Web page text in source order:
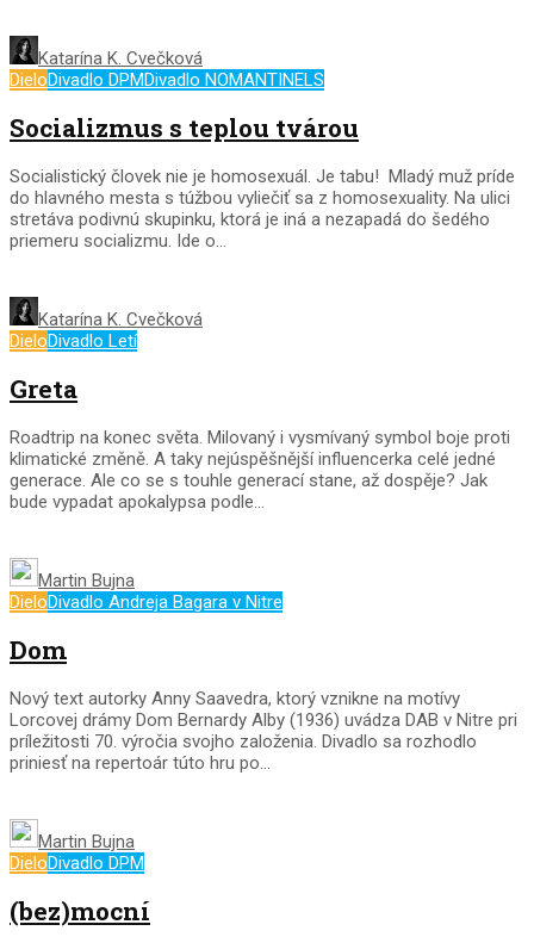
Katarína K. Cvečková
DieloDivadlo DPMDivadlo NOMANTINELS
Socializmus s teplou tvárou
Socialistický človek nie je homosexuál. Je tabu! Mladý muž príde
do hlavného mesta s túžbou vyliečiť sa z homosexuality. Na ulici
stretáva podivnú skupinku, ktorá je iná a nezapadá do šedého
priemeru socializmu. Ide o...
Katarína K. Cvečková
DieloDivadlo Letí
Greta
Roadtrip na konec světa. Milovaný i vysmívaný symbol boje proti
klimatické změně. A taky nejúspěšnější influencerka celé jedné
generace. Ale co se s touhle generací stane, až dospěje? Jak
bude vypadat apokalypsa podle...
Martin Bujna
DieloDivadlo Andreja Bagara v Nitre
Dom
Nový text autorky Anny Saavedra, ktorý vznikne na motívy
Lorcovej drámy Dom Bernardy Alby (1936) uvádza DAB v Nitre pri
príležitosti 70. výročia svojho založenia. Divadlo sa rozhodlo
priniesť na repertoár túto hru po...
Martin Bujna
DieloDivadlo DPM
(bez)mocní